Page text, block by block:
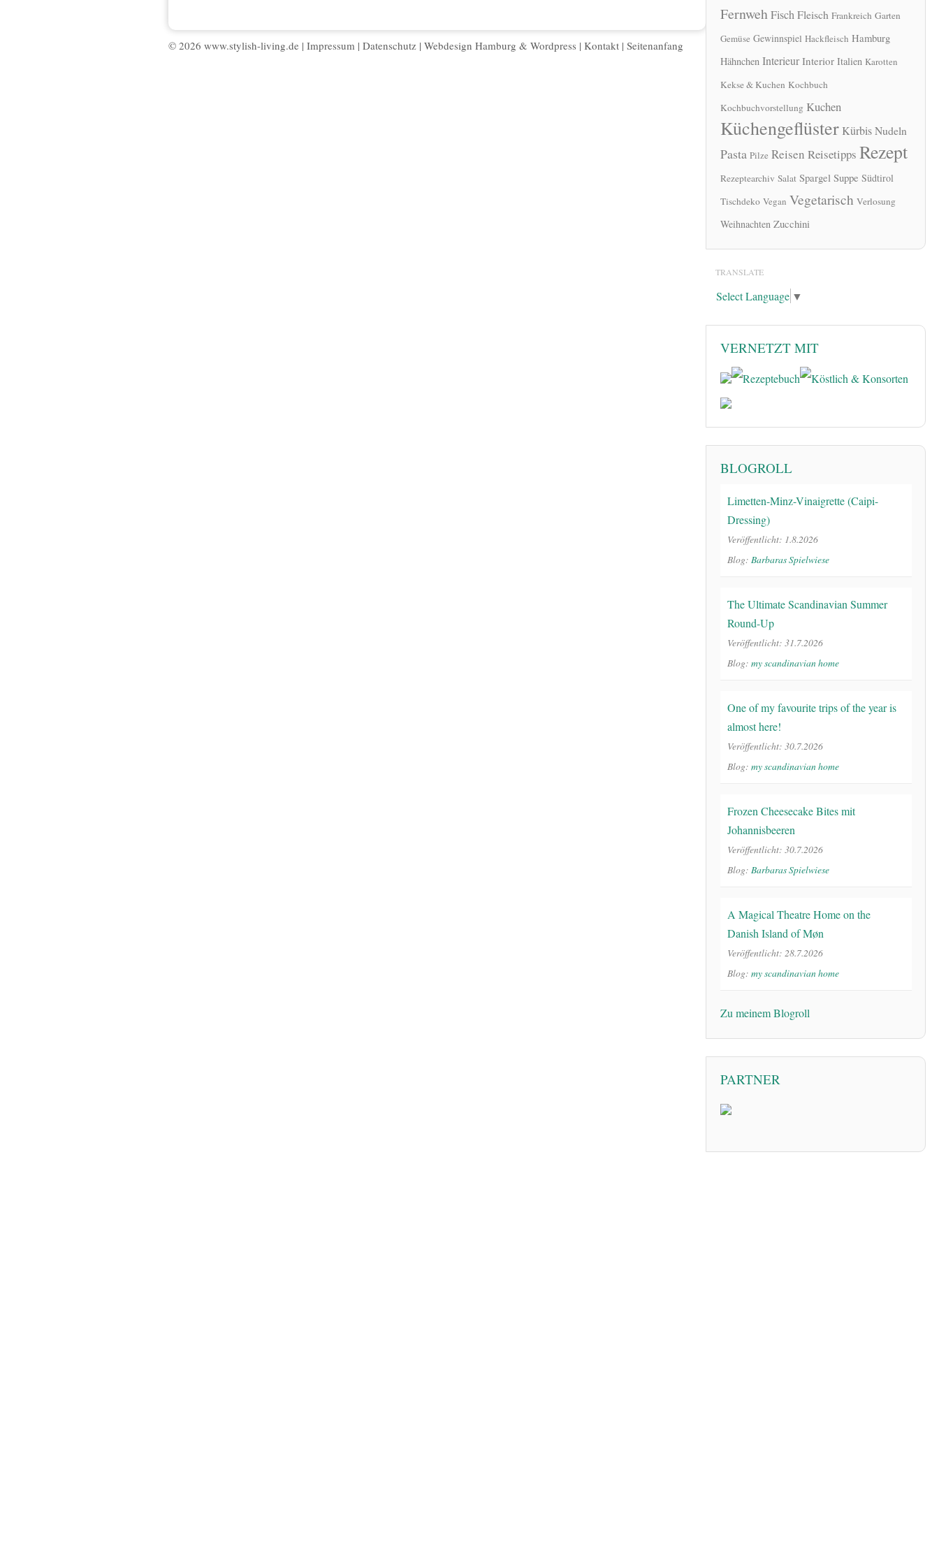
© 2026 www.stylish-living.de | Impressum | Datenschutz | Webdesign Hamburg & Wordpress | Kontakt | Seitenanfang
FernwehFischFleisch Frankreich Garten
Gemüse Gewinnspiel Hackfleisch Hamburg
Hähnchen Interieur Interior Italien Karotten
Kekse & Kuchen Kochbuch
Kochbuchvorstellung Kuchen
Küchengeflüster KürbisNudeln
Pasta Pilze Reisen Reisetipps Rezept
Rezeptearchiv Salat Spargel Suppe Südtirol
Tischdeko Vegan Vegetarisch Verlosung
Weihnachten Zucchini
TRANSLATE
Select Language ▼
VERNETZT MIT
BLOGROLL
Limetten-Minz-Vinaigrette (Caipi-
Dressing)
Veröffentlicht: 1.8.2026
Blog: Barbaras Spielwiese
The Ultimate Scandinavian Summer
Round-Up
Veröffentlicht: 31.7.2026
Blog: my scandinavian home
One of my favourite trips of the year is
almost here!
Veröffentlicht: 30.7.2026
Blog: my scandinavian home
Frozen Cheesecake Bites mit
Johannisbeeren
Veröffentlicht: 30.7.2026
Blog: Barbaras Spielwiese
A Magical Theatre Home on the
Danish Island of Møn
Veröffentlicht: 28.7.2026
Blog: my scandinavian home
Zu meinem Blogroll
PARTNER